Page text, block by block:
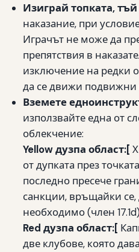
Изиграй топката,
наказание, при
Играчът не може да
препятствия в
изключение на редки
да се движи подвижни
Вземете
използвайте една от
облекчение:
Yellow дузпа област:[
от дупката през
последно пресече
санкции, връщайки се,
необходимо (член
Red дузпа област:[
две клубове, която